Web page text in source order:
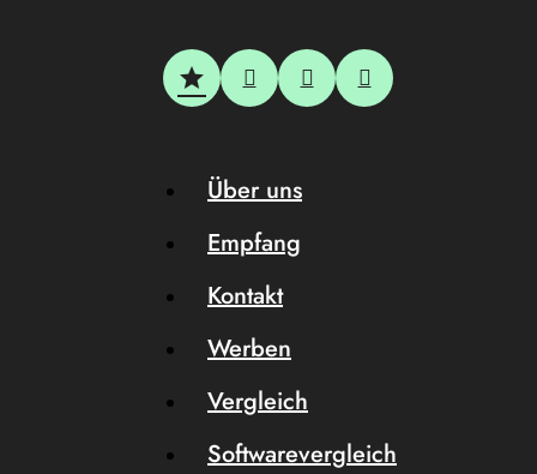
Über uns
Empfang
Kontakt
Werben
Vergleich
Softwarevergleich